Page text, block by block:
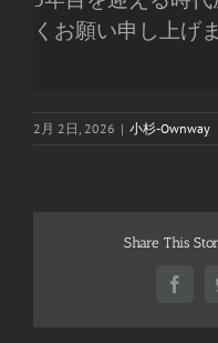
くお願い申し上げま
2月 2日, 2026 | 小杉-Ownway
Share This